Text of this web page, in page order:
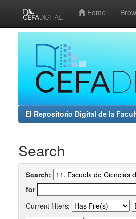
Home
El Repositorio Digital de la
Search
Search:
for
Current filters: